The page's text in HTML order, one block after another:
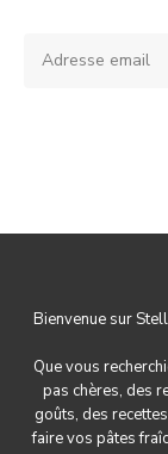
Bienvenue sur
Que vous
pas chères, des
goûts, des
fairevos pâtes